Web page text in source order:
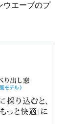
ウエーブのプ